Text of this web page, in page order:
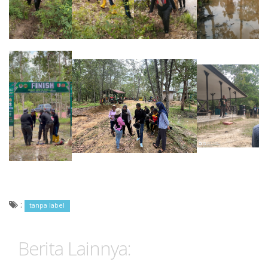
: tanpa label
Berita Lainnya: